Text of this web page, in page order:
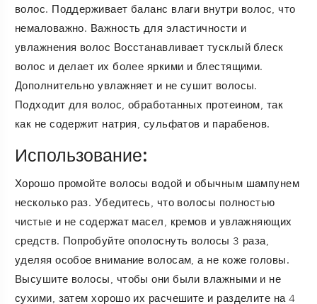
волос. Поддерживает баланс влаги внутри волос, что
немаловажно. Важность для эластичности и
увлажнения волос Восстанавливает тусклый блеск
волос и делает их более яркими и блестящими.
Дополнительно увлажняет и не сушит волосы.
Подходит для волос, обработанных протеином, так
как не содержит натрия, сульфатов и парабенов.
Использование:
Хорошо промойте волосы водой и обычным шампунем
несколько раз. Убедитесь, что волосы полностью
чистые и не содержат масел, кремов и увлажняющих
средств. Попробуйте ополоснуть волосы 3 раза,
уделяя особое внимание волосам, а не коже головы.
Высушите волосы, чтобы они были влажными и не
сухими, затем хорошо их расчешите и разделите на 4